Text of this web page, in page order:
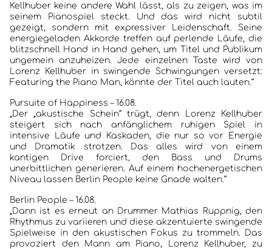
ALBEN
JAZZCLUBS BERLIN
PORTRAITS DER CLUBS
ANKÜNDIGUNGEN KONZERTE/ FESTIVALS
KONTAKT
Kellhuber keine andere Wahl lässt, als zu zeigen, was im
seinem Pianospiel steckt. Und das wird nicht subtil
gezeigt, sondern mit expressiver Leidenschaft. Seine
energiegeladen Akkorde treffen auf perlende Läufe, die
blitzschnell Hand in Hand gehen, um Titel und Publikum
ungemein anzuheizen. Jede einzelnen Taste wird von
Lorenz Kellhuber in swingende Schwingungen versetzt:
Featuring the Piano Man, könnte der Titel auch lauten.“
Pursuite of Happiness – 16.08.
„Der „akustische Schein“ trügt, denn Lorenz Kellhuber
steigert sich nach anfänglichem ruhigen Spiel in
intensive Läufe und Kaskaden, die nur so vor Energie
und Dramatik strotzen. Das alles wird von einem
kantigen Drive forciert, den Bass und Drums
unerbittlichen generieren. Auf einem hochenergetischen
Niveau lassen Berlin People keine Gnade walten.“
Berlin People – 16.08.
„Dann ist es erneut an Drummer Mathias Ruppnig, den
Rhythmus zu variieren und diese akzentuierte swingende
Spielweise in den akustischen Fokus zu trommeln. Das
provoziert den Mann am Piano, Lorenz Kellhuber, zu